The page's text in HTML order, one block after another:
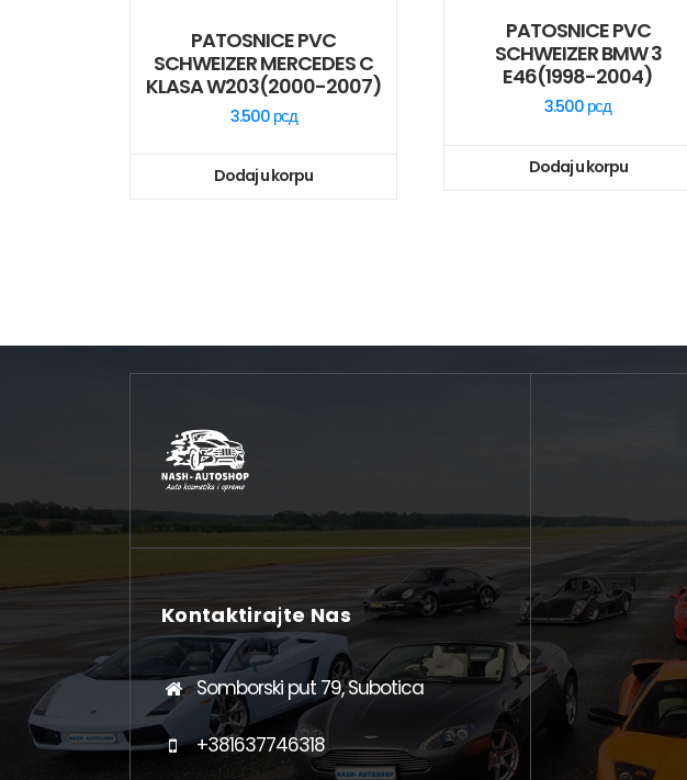
PATOSNICE PVC
SCHWEIZER MERCEDES C
KLASA W203(2000-2007)
3.500 рсд
Dodaj u korpu
PATOSNICE PVC
SCHWEIZER BMW 3
E46(1998-2004)
3.500 рсд
Dodaj u korpu
Kontaktirajte Nas
Somborski put 79, Subotica
+381637746318